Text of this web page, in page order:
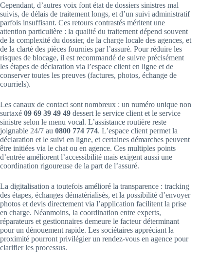
Cependant, d’autres voix font état de dossiers sinistres mal
suivis, de délais de traitement longs, et d’un suivi administratif
parfois insuffisant. Ces retours contrastés méritent une
attention particulière : la qualité du traitement dépend souvent
de la complexité du dossier, de la charge locale des agences, et
de la clarté des pièces fournies par l’assuré. Pour réduire les
risques de blocage, il est recommandé de suivre précisément
les étapes de déclaration via l’espace client en ligne et de
conserver toutes les preuves (factures, photos, échange de
courriels).
Les canaux de contact sont nombreux : un numéro unique non
surtaxé 09 69 39 49 49 dessert le service client et le service
sinistre selon le menu vocal. L’assistance routière reste
joignable 24/7 au 0800 774 774. L’espace client permet la
déclaration et le suivi en ligne, et certaines démarches peuvent
être initiées via le chat ou en agence. Ces multiples points
d’entrée améliorent l’accessibilité mais exigent aussi une
coordination rigoureuse de la part de l’assuré.
La digitalisation a toutefois amélioré la transparence : tracking
des étapes, échanges dématérialisés, et la possibilité d’envoyer
photos et devis directement via l’application facilitent la prise
en charge. Néanmoins, la coordination entre experts,
réparateurs et gestionnaires demeure le facteur déterminant
pour un dénouement rapide. Les sociétaires appréciant la
proximité pourront privilégier un rendez-vous en agence pour
clarifier les processus.